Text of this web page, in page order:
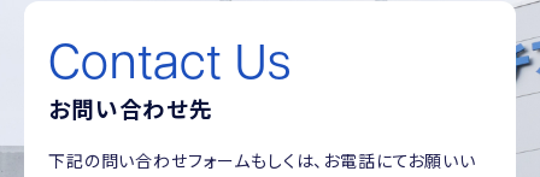
Contact Us
お問い合わせ先
下記の問い合わせフォームもしくは、お電話にてお願いい